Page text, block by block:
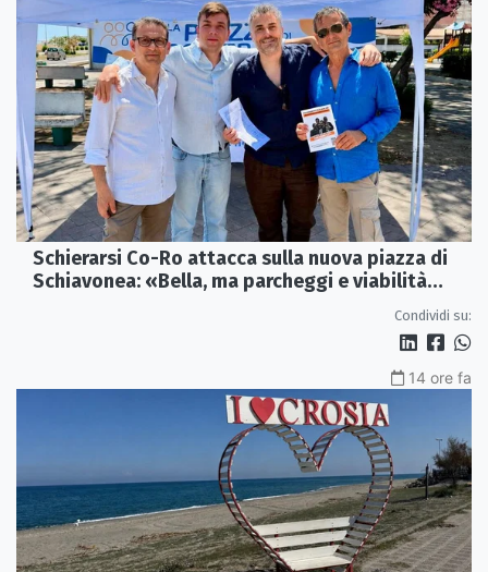
Schierarsi Co-Ro attacca sulla nuova piazza di
Schiavonea: «Bella, ma parcheggi e viabilità
Condividi su:
14 ore fa